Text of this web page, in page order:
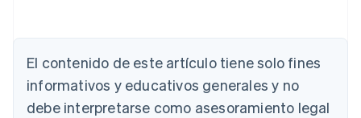
El contenido de este artículo tiene solo fines
informativos y educativos generales y no
debe interpretarse como asesoramiento legal
Alemania
DeutschEnglish
Australia